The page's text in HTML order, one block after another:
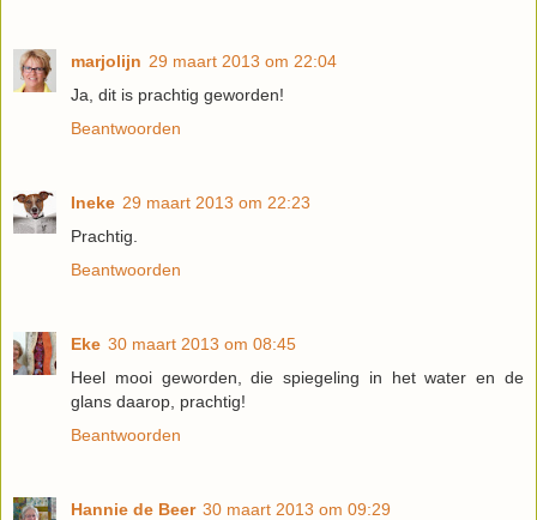
marjolijn 29 maart 2013 om 22:04
Ja, dit is prachtig geworden!
Beantwoorden
Ineke 29 maart 2013 om 22:23
Prachtig.
Beantwoorden
Eke 30 maart 2013 om 08:45
Heel mooi geworden, die spiegeling in het water en de
glans daarop, prachtig!
Beantwoorden
Hannie de Beer 30 maart 2013 om 09:29